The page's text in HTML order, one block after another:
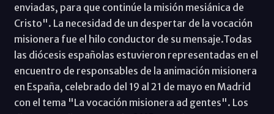
enviadas, para que continúe la misión mesiánica de
Cristo". La necesidad de un despertar de la vocación
misionera fue el hilo conductor de su mensaje.Todas
las diócesis españolas estuvieron representadas en el
encuentro de responsables de la animación misionera
en España, celebrado del 19 al 21 de mayo en Madrid
con el tema "La vocación misionera ad gentes". Los